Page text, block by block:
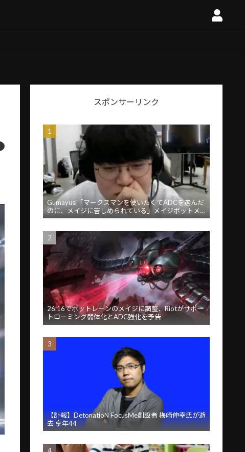
スポンサーリンク
Gumayusi「マークスマンを使いたくてADCを選んだ
のに、メイジに苦しめられている」メイジボットメ
タに苦言
26.16でボットレーンのメイジに調整、Riotがサポー
トローミング弱体化とADC強化を予告
【訃報】DetonatioN FocusMe創設者 梅崎伸幸氏が逝
去 享年44